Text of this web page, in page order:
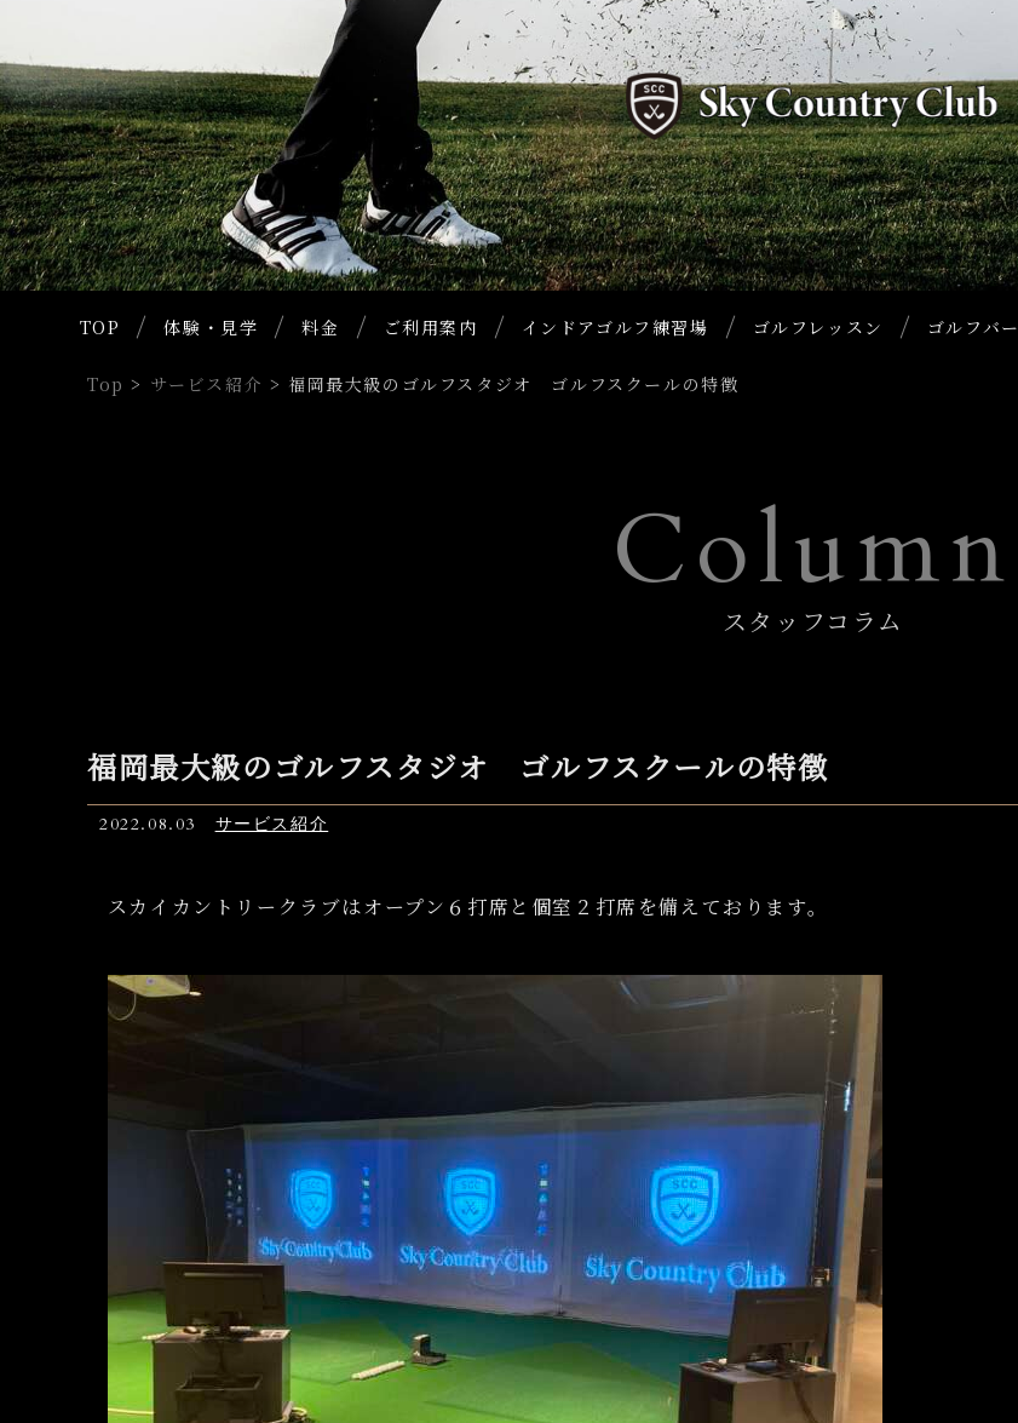
TOP 体験・見学 料金 ご利用案内 インドアゴルフ練習場 ゴルフレッスン ゴルフバー
Top > サービス紹介 > 福岡最大級のゴルフスタジオ ゴルフスクールの特徴
Column
スタッフコラム
福岡最大級のゴルフスタジオ ゴルフスクールの特徴
2022.08.03 サービス紹介
スカイカントリークラブはオープン６打席と個室２打席を備えております。